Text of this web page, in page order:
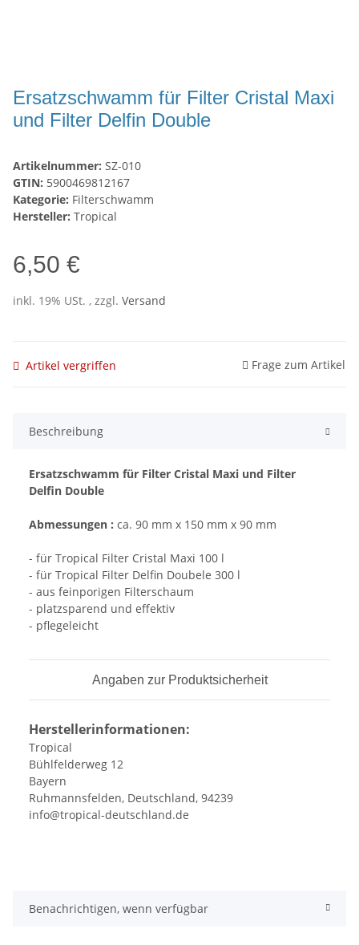
Ersatzschwamm für Filter Cristal Maxi
und Filter Delfin Double
Artikelnummer: SZ-010
GTIN: 5900469812167
Kategorie: Filterschwamm
Hersteller: Tropical
6,50 €
inkl. 19% USt. , zzgl. Versand
Artikel vergriffen Frage zum Artikel
Beschreibung
Ersatzschwamm für Filter Cristal Maxi und Filter
Delfin Double
Abmessungen : ca. 90 mm x 150 mm x 90 mm
- für Tropical Filter Cristal Maxi 100 l
- für Tropical Filter Delfin Doubele 300 l
- aus feinporigen Filterschaum
- platzsparend und effektiv
- pflegeleicht
Angaben zur Produktsicherheit
Herstellerinformationen:
Tropical
Bühlfelderweg 12
Bayern
Ruhmannsfelden, Deutschland, 94239
info@tropical-deutschland.de
Benachrichtigen, wenn verfügbar